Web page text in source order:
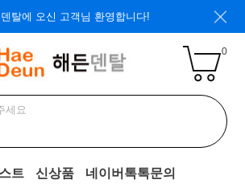
탈에 오신 고객님 환영합니다!
0
트 신상품 네이버톡톡문의